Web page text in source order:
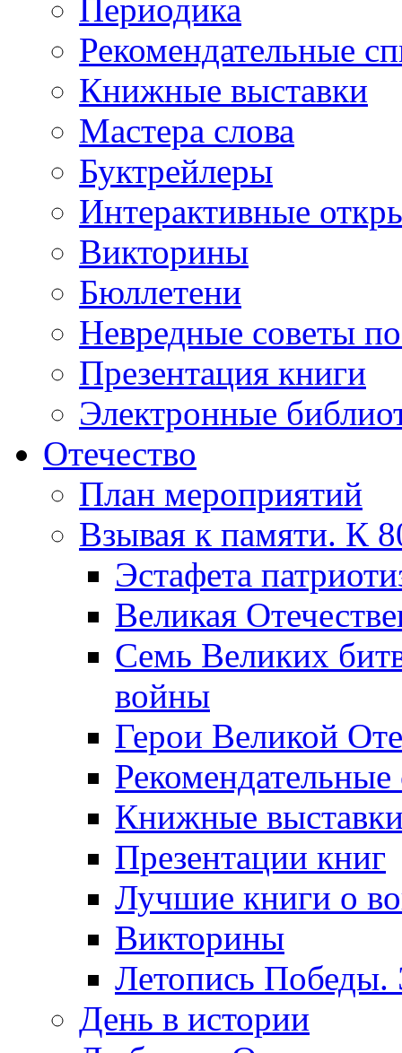
Периодика
Рекомендательные
Книжные выставки
Мастера слова
Буктрейлеры
Интерактивные
Викторины
Бюллетени
Невредные советы
Презентация книги
Электронные
Отечество
План мероприятий
Взывая к памяти. К
Эcтафета
Великая
Семь Великих
войны
Герои Великой
Рекомендательные
Книжные
Презентации книг
Лучшие книги о
Викторины
Летопись Победы.
День в истории